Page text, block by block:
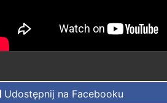
Udostępnij na Facebooku